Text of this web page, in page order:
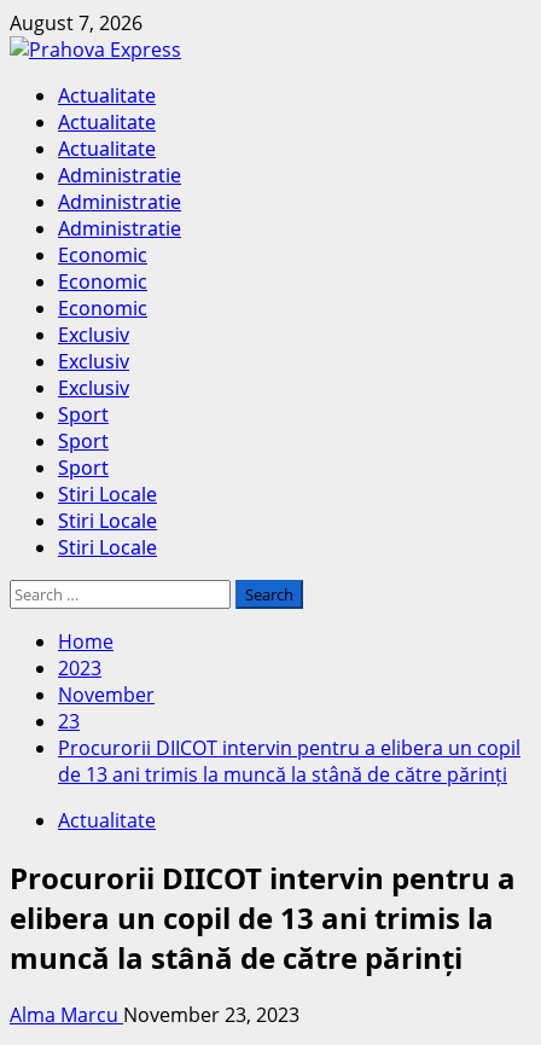
Skip
to
August 7, 2026
Primary
Menu
Actualitate
Actualitate
Actualitate
Administratie
Administratie
Administratie
Economic
Economic
Economic
Exclusiv
Exclusiv
Exclusiv
Sport
Sport
Sport
Stiri Locale
Stiri Locale
Stiri Locale
Search
Home
2023
November
23
Procurorii DIICOT intervin pentru a elibera un copil
de 13 ani trimis la muncă la stână de către părinți
Actualitate
Procurorii DIICOT intervin pentru a
elibera un copil de 13 ani trimis la
muncă la stână de către părinți
Alma Marcu November 23, 2023